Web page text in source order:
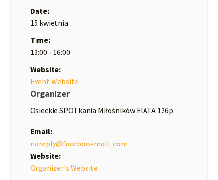
Date:
15 kwietnia
Time:
13:00 - 16:00
Website:
Event Website
Organizer
Osieckie SPOTkania Miłośników FIATA 126p
Email:
noreply@facebookmail_com
Website:
Organizer's Website